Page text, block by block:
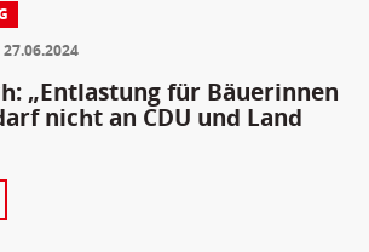
27.06.2024
„Entlastung für Bäuerinnen
nicht an CDU und Land